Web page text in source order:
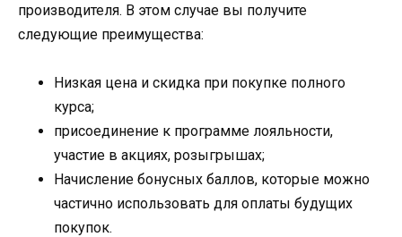
производителя. В этом случае вы получите
следующие преимущества:
Низкая цена и скидка при покупке полного
курса;
присоединение к программе лояльности,
участие в акциях, розыгрышах;
Начисление бонусных баллов, которые можно
частично использовать для оплаты будущих
покупок.